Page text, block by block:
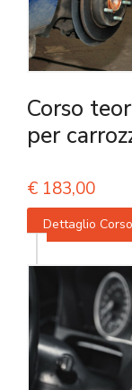
Corso
per
€ 183,00
Dettaglio Corso